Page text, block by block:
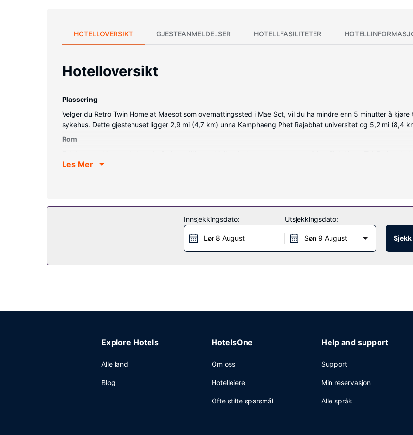
HOTELLOVERSIKT GJESTEANMELDELSER HOTELLFASILITETER
Hotelloversikt
Plassering
Velger du Retro Twin Home at Maesot som overnattingssted i Mae Sot, vil du ha mindre enn 5 minutter å
sykehus. Dette gjestehuset ligger 2,9 mi (4,7 km) unna Kamphaeng Phet Rajabhat universitet og 5,2 mi (8,4
Rom
underholdningen er sikret med kabel-TV. Badene har dusj og toalettartikler (inkludert). Rommene har
Restaurant
Lokale retter tilbys daglig fra kl. 08.00 til kl. 09.00 mot et tillegg.
Gjester har tilgang til blant annet renseri-/vaskeritjenester, bagasjeoppbevaring og vaskeritjenester.
Les Mer
Innsjekkingsdato:
Lør 8 August
Utsjekkingsdato:
Søn 9 August
Explore Hotels
Alle land
Blog
HotelsOne
Om oss
Hotelleiere
Ofte stilte spørsmål
Help and support
Support
Min reservasjon
Alle språk